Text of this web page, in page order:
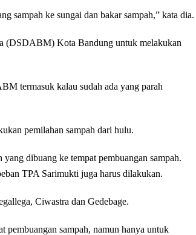
sampah ke sungai dan bakar sampah,” kata dia.
(DSDABM) Kota Bandung untuk melakukan
termasuk kalau sudah ada yang parah
pemilahan sampah dari hulu.
dibuang ke tempat pembuangan sampah.
TPA Sarimukti juga harus dilakukan.
Ciwastra dan Gedebage.
pembuangan sampah, namun hanya untuk